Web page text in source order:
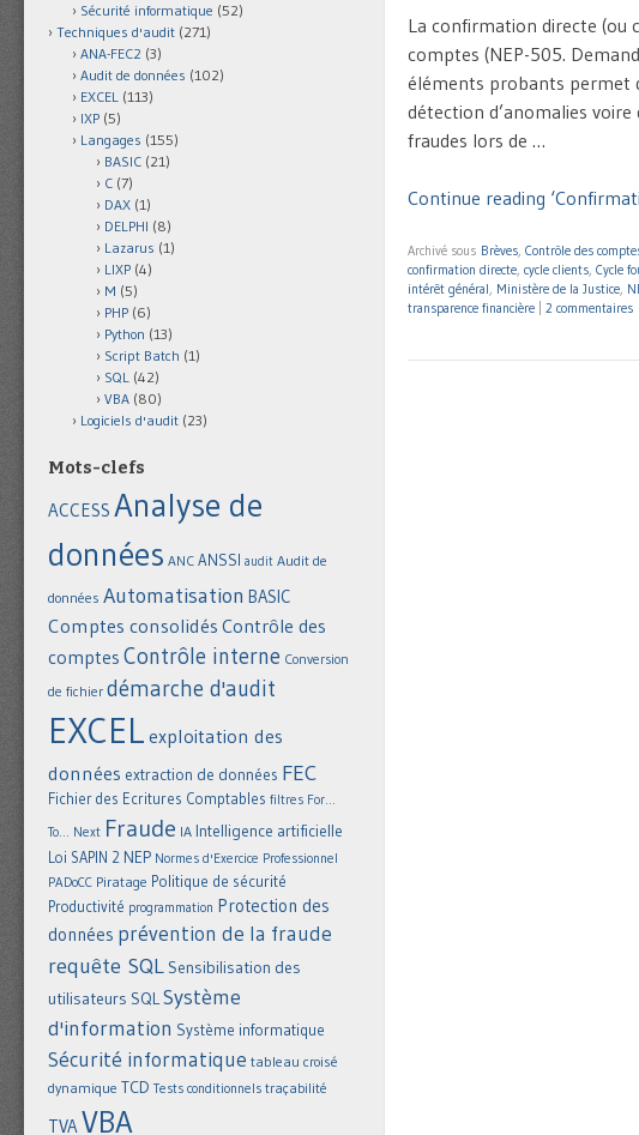
La confirmation directe (ou
comptes (NEP-505.
éléments probants permet
détection d’anomalies
fraudes lors de …
Continue reading
Archivé sous Brèves Contrôle des
confirmation directe cycle clients Cycle
intérêt général Ministère de la Justice
transparence financière
2 commentaires
Sécurité informatique (52)
Techniques d'audit (271)
ANA-FEC2 (3)
Audit de données (102)
EXCEL (113)
IXP (5)
Langages (155)
BASIC (21)
C (7)
DAX (1)
DELPHI (8)
Lazarus (1)
LIXP (4)
M (5)
PHP (6)
Python (13)
Script Batch (1)
SQL (42)
VBA (80)
Logiciels d'audit (23)
Mots-clefs
ACCESS Analyse de
données ANC ANSSI audit Audit de
données Automatisation BASIC
Comptes consolidés Contrôle des
comptes Contrôle interne Conversion
de fichier démarche d'audit
EXCEL exploitation des
données extraction de données FEC
Fichier des Ecritures Comptables filtres For...
To... Next Fraude IA Intelligence artificielle
Loi SAPIN 2 NEP Normes d'Exercice Professionnel
PADoCC Piratage Politique de sécurité
Productivité programmation Protection des
données prévention de la fraude
requête SQL Sensibilisation des
utilisateurs SQLSystème
d'information Système informatique
Sécurité informatique tableau croisé
dynamique TCD Tests conditionnels traçabilité
TVAVBA